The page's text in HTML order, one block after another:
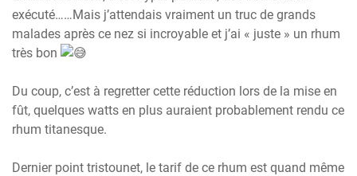
exécuté……Mais j’attendais vraiment un truc de grands
malades après ce nez si incroyable et j’ai « juste » un rhum
très bon
Du coup, c’est à regretter cette réduction lors de la mise en
fût, quelques watts en plus auraient probablement rendu ce
rhum titanesque.
Dernier point tristounet, le tarif de ce rhum est quand même